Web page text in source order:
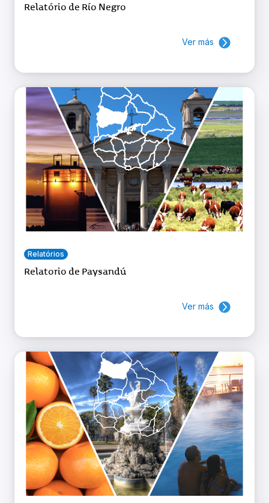
Relatório de Río Negro
Ver más
Relatórios
Relatorio de Paysandú
Ver más